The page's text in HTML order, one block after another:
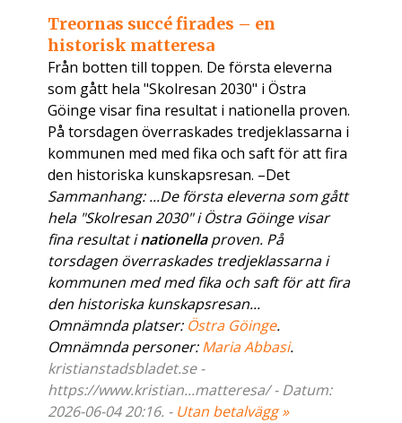
Treornas succé firades – en
historisk matteresa
Från botten till toppen. De första eleverna
som gått hela "Skolresan 2030" i Östra
Göinge visar fina resultat i nationella proven.
På torsdagen överraskades tredjeklassarna i
kommunen med med fika och saft för att fira
den historiska kunskapsresan. –Det
Sammanhang: ...De första eleverna som gått
hela "Skolresan 2030" i Östra Göinge visar
fina resultat inationellaproven. På
torsdagen överraskades tredjeklassarna i
kommunen med med fika och saft för att fira
den historiska kunskapsresan...
Omnämnda platser: Östra Göinge.
Omnämnda personer:Maria Abbasi.
kristianstadsbladet.se -
https://www.kristian...matteresa/ - Datum:
2026-06-04 20:16. - Utan betalvägg »